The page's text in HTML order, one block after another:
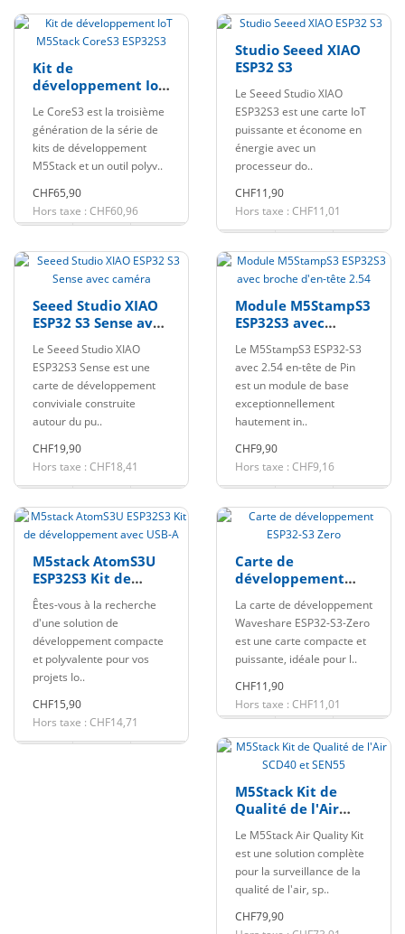
Kit de
développement IoT
ESP32S3
Le CoreS3 est la troisième
génération de la série de
kits de développement
M5Stack et un outil polyv..
CHF65,90
Hors taxe : CHF60,96
Studio Seeed XIAO
ESP32 S3
Le Seeed Studio XIAO
ESP32S3 est une carte IoT
puissante et économe en
énergie avec un
processeur do..
CHF11,90
Hors taxe : CHF11,01
Seeed Studio XIAO
ESP32 S3 Sense avec
Le Seeed Studio XIAO
ESP32S3 Sense est une
carte de développement
conviviale construite
autour du pu..
CHF19,90
Hors taxe : CHF18,41
Module M5StampS3
ESP32S3 avec
2.54
Le M5StampS3 ESP32-S3
avec 2.54 en-tête de Pin
est un module de base
exceptionnellement
hautement in..
CHF9,90
Hors taxe : CHF9,16
M5stack AtomS3U
ESP32S3 Kit de
développement
avec USB-A
Êtes-vous à la recherche
d'une solution de
développement compacte
et polyvalente pour vos
projets Io..
CHF15,90
Hors taxe : CHF14,71
Carte de
développement
La carte de développement
Waveshare ESP32-S3-Zero
est une carte compacte et
puissante, idéale pour l..
CHF11,90
Hors taxe : CHF11,01
M5Stack Kit de
Qualité de l'Air
Le M5Stack Air Quality Kit
est une solution complète
pour la surveillance de la
qualité de l'air, sp..
CHF79,90